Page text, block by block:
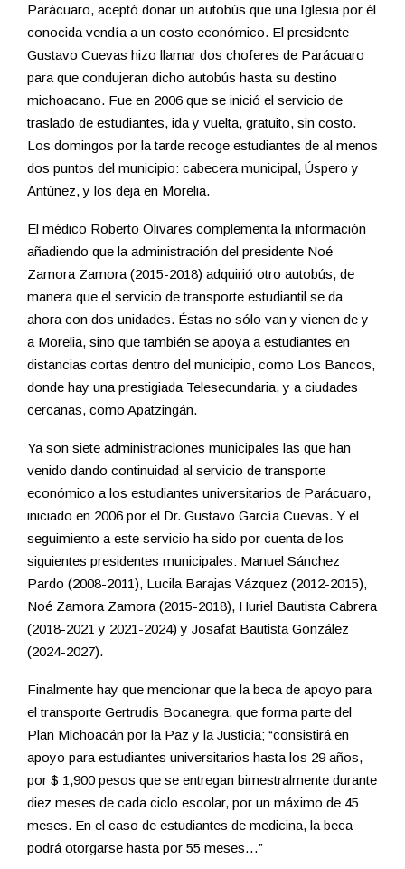
Parácuaro, aceptó donar un autobús que una Iglesia por él
conocida vendía a un costo económico. El presidente
Gustavo Cuevas hizo llamar dos choferes de Parácuaro
para que condujeran dicho autobús hasta su destino
michoacano. Fue en 2006 que se inició el servicio de
traslado de estudiantes, ida y vuelta, gratuito, sin costo.
Los domingos por la tarde recoge estudiantes de al menos
dos puntos del municipio: cabecera municipal, Úspero y
Antúnez, y los deja en Morelia.
El médico Roberto Olivares complementa la información
añadiendo que la administración del presidente Noé
Zamora Zamora (2015-2018) adquirió otro autobús, de
manera que el servicio de transporte estudiantil se da
ahora con dos unidades. Éstas no sólo van y vienen de y
a Morelia, sino que también se apoya a estudiantes en
distancias cortas dentro del municipio, como Los Bancos,
donde hay una prestigiada Telesecundaria, y a ciudades
cercanas, como Apatzingán.
Ya son siete administraciones municipales las que han
venido dando continuidad al servicio de transporte
económico a los estudiantes universitarios de Parácuaro,
iniciado en 2006 por el Dr. Gustavo García Cuevas. Y el
seguimiento a este servicio ha sido por cuenta de los
siguientes presidentes municipales: Manuel Sánchez
Pardo (2008-2011), Lucila Barajas Vázquez (2012-2015),
Noé Zamora Zamora (2015-2018), Huriel Bautista Cabrera
(2018-2021 y 2021-2024) y Josafat Bautista González
(2024-2027).
Finalmente hay que mencionar que la beca de apoyo para
el transporte Gertrudis Bocanegra, que forma parte del
Plan Michoacán por la Paz y la Justicia; “consistirá en
apoyo para estudiantes universitarios hasta los 29 años,
por $ 1,900 pesos que se entregan bimestralmente durante
diez meses de cada ciclo escolar, por un máximo de 45
meses. En el caso de estudiantes de medicina, la beca
podrá otorgarse hasta por 55 meses…”